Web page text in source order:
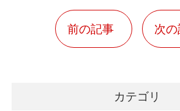
前の記事 次
カテゴリ